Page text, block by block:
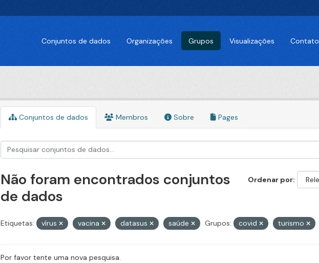
Conjuntos de dados Organizações Grupos Visualizações Contato
Conjuntos de dados Membros Sobre Pages
Ordenar por
Não foram encontrados conjuntos
de dados
Etiquetas: vírus vacina datasus saúde Grupos: covid turismo
Por favor tente uma nova pesquisa.